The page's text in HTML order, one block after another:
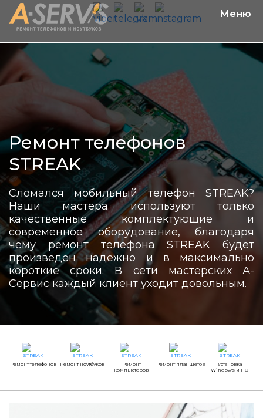
Ремонт телефонов
STREAK
Сломался мобильный телефон STREAK?
Наши мастера используют только
качественные комплектующие и
современное оборудование, благодаря
чему ремонт телефона STREAK будет
произведен надежно и в максимально
короткие сроки. В сети мастерских А-
Сервис каждый клиент уходит довольным.
Ремонт телефонов Ремонт ноутбуков
Ремонт
компьютеров
Ремонт планшетов
Установка
Windows и ПО